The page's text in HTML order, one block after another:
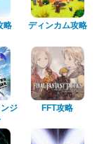
略 ディンカム攻略
ジ
FFT攻略